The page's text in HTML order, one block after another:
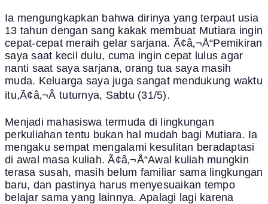
Ia mengungkapkan bahwa dirinya yang terpaut usia
13 tahun dengan sang kakak membuat Mutiara ingin
cepat-cepat meraih gelar sarjana. Ã¢â‚¬Å“Pemikiran
saya saat kecil dulu, cuma ingin cepat lulus agar
nanti saat saya sarjana, orang tua saya masih
muda. Keluarga saya juga sangat mendukung waktu
itu,Ã¢â‚¬Â tuturnya, Sabtu (31/5).
Menjadi mahasiswa termuda di lingkungan
perkuliahan tentu bukan hal mudah bagi Mutiara. Ia
mengaku sempat mengalami kesulitan beradaptasi
di awal masa kuliah. Ã¢â‚¬Å“Awal kuliah mungkin
terasa susah, masih belum familiar sama lingkungan
baru, dan pastinya harus menyesuaikan tempo
belajar sama yang lainnya. Apalagi lagi karena